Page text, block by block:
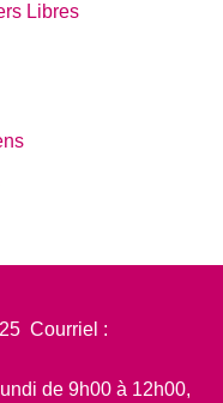
Libres
Courriel :
de 9h00 à 12h00,